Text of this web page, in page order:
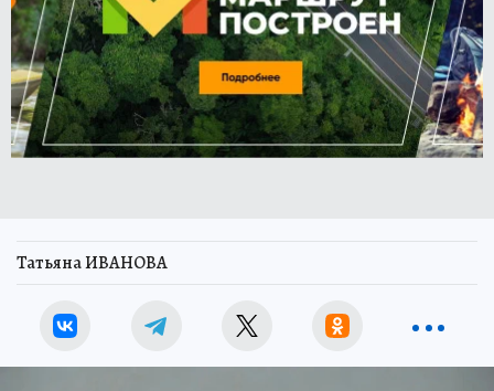
Татьяна ИВАНОВА